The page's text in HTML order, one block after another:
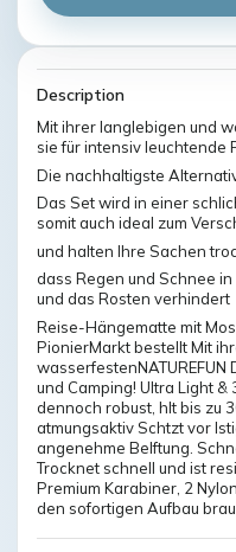
Description
Mit ihrer langlebigen und
sie für intensiv leuchtende
Die nachhaltigste
Das Set wird in einer
somit auch ideal zum
und halten Ihre Sachen
dass Regen und Schnee
und das Rosten verhindert
Reise-Hängematte mit
PionierMarkt bestellt Mit
und Camping! Ultra Light &
dennoch robust, hlt bis zu
atmungsaktiv Schtzt vor
angenehme Belftung.
Trocknet schnell und ist
Premium Karabiner, 2
den sofortigen Aufbau